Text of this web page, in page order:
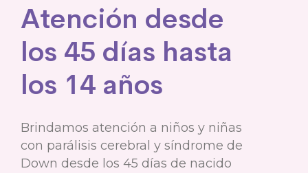
Atención desde
los 45 días hasta
los 14 años
Brindamos atención a niños y niñas
con parálisis cerebral y síndrome de
Down desde los 45 días de nacido